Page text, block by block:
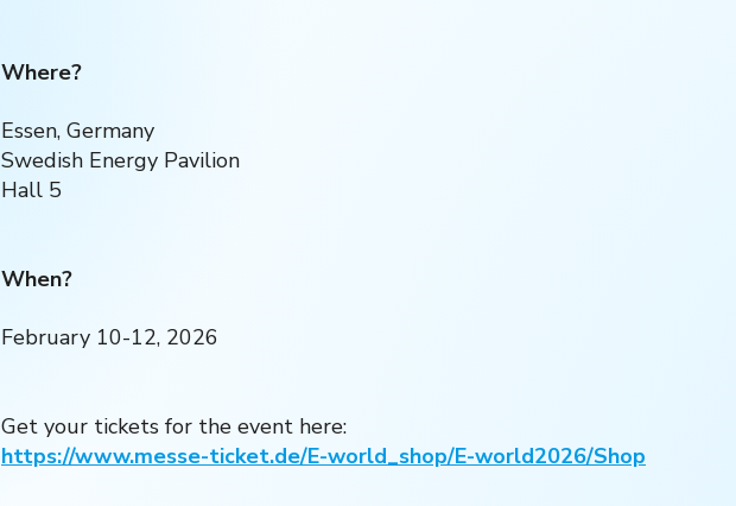
Where?
Essen, Germany
Swedish Energy Pavilion
Hall 5
When?
February 10-12, 2026
Get your tickets for the event here:
https://www.messe-ticket.de/E-world_shop/E-world2026/Shop